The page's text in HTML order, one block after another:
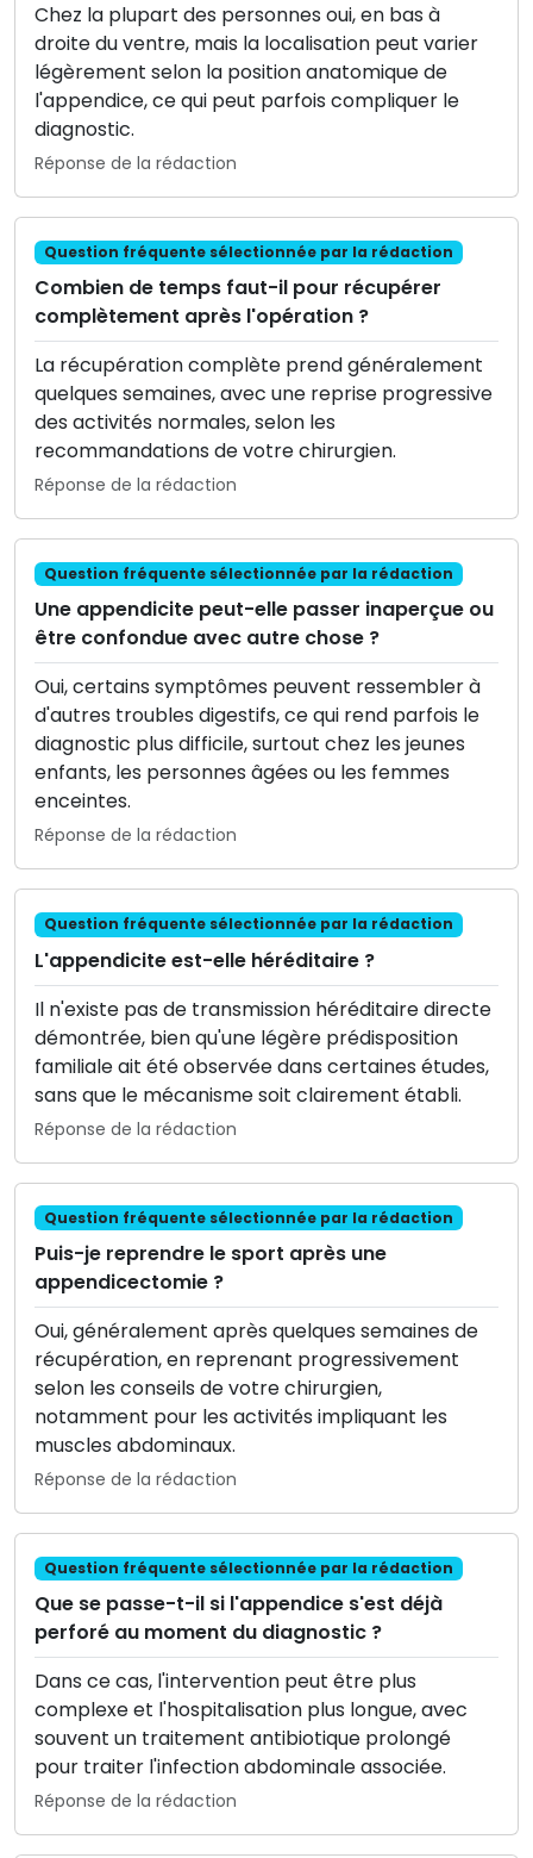
Chez la plupart des personnes oui, en bas à
droite du ventre, mais la localisation peut varier
légèrement selon la position anatomique de
l'appendice, ce qui peut parfois compliquer le
diagnostic.
Réponse de la rédaction
Question fréquente sélectionnée par la rédaction
Combien de temps faut-il pour récupérer
complètement après l'opération ?
La récupération complète prend généralement
quelques semaines, avec une reprise progressive
des activités normales, selon les
recommandations de votre chirurgien.
Réponse de la rédaction
Question fréquente sélectionnée par la rédaction
Une appendicite peut-elle passer inaperçue ou
être confondue avec autre chose ?
Oui, certains symptômes peuvent ressembler à
d'autres troubles digestifs, ce qui rend parfois le
diagnostic plus difficile, surtout chez les jeunes
enfants, les personnes âgées ou les femmes
enceintes.
Réponse de la rédaction
Question fréquente sélectionnée par la rédaction
L'appendicite est-elle héréditaire ?
Il n'existe pas de transmission héréditaire directe
démontrée, bien qu'une légère prédisposition
familiale ait été observée dans certaines études,
sans que le mécanisme soit clairement établi.
Réponse de la rédaction
Question fréquente sélectionnée par la rédaction
Puis-je reprendre le sport après une
appendicectomie ?
Oui, généralement après quelques semaines de
récupération, en reprenant progressivement
selon les conseils de votre chirurgien,
notamment pour les activités impliquant les
muscles abdominaux.
Réponse de la rédaction
Question fréquente sélectionnée par la rédaction
Que se passe-t-il si l'appendice s'est déjà
perforé au moment du diagnostic ?
Dans ce cas, l'intervention peut être plus
complexe et l'hospitalisation plus longue, avec
souvent un traitement antibiotique prolongé
pour traiter l'infection abdominale associée.
Réponse de la rédaction